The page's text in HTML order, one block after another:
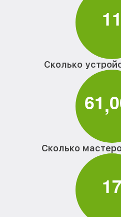
11
Сколько
61,0
Сколько
17